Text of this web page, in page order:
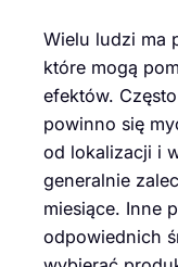
Wielu ludzi ma
które mogą
efektów.
powinno się
od lokalizacji i
generalnie
miesiące. Inne
odpowiednich